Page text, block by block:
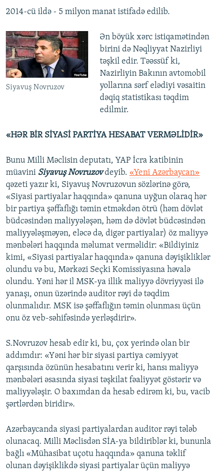
2014-cü ildə - 5 milyon manat istifadə edilib.
Siyavuş Novruzov
Ən böyük xərc istiqamətindən
birini də Nəqliyyat Nazirliyi
təşkil edir. Təəssüf ki,
Nazirliyin Bakının avtomobil
yollarına sərf elədiyi vəsaitin
dəqiq statistikası təqdim
edilmir.
«HƏR BİR SİYASİ PARTİYA HESABAT VERMƏLİDİR»
Bunu Milli Məclisin deputatı, YAP İcra katibinin
müavini Siyavuş Novruzovdeyib. «Yeni Azərbaycan»
qəzeti yazır ki, Siyavuş Novruzovun sözlərinə görə,
«Siyasi partiyalar haqqında» qanuna uyğun olaraq hər
bir partiya şəffaflığı təmin etməkdən ötrü (həm dövlət
büdcəsindən maliyyələşən, həm də dövlət büdcəsindən
maliyyələşməyən, eləcə də, digər partiyalar) öz maliyyə
mənbələri haqqında məlumat verməlidir: «Bildiyiniz
kimi, «Siyasi partiyalar haqqında» qanuna dəyişikliklər
olundu və bu, Mərkəzi Seçki Komissiyasına həvalə
olundu. Yəni hər il MSK-ya illik maliyyə dövriyyəsi ilə
yanaşı, onun üzərində auditor rəyi də təqdim
olunmalıdır. MSK isə şəffaflığın təmin olunması üçün
onu öz veb-səhifəsində yerləşdirir».
S.Novruzov hesab edir ki, bu, çox yerində olan bir
addımdır: «Yəni hər bir siyasi partiya cəmiyyət
qarşısında özünün hesabatını verir ki, hansı maliyyə
mənbələri əsasında siyasi təşkilat fəaliyyət göstərir və
maliyyələşir. O baxımdan da hesab edirəm ki, bu, vacib
şərtlərdən biridir».
Azərbaycanda siyasi partiyalardan auditor rəyi tələb
olunacaq. Milli Məclisdən SİA-ya bildiriblər ki, bununla
bağlı «Mühasibat uçotu haqqında» qanuna təklif
olunan dəyişiklikdə siyasi partiyalar üçün maliyyə